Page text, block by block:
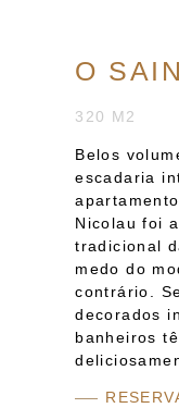
O
320 M2
Belos
escadaria
Nicolau foi
tradicional
medo do
contrário.
decorados
banheiros